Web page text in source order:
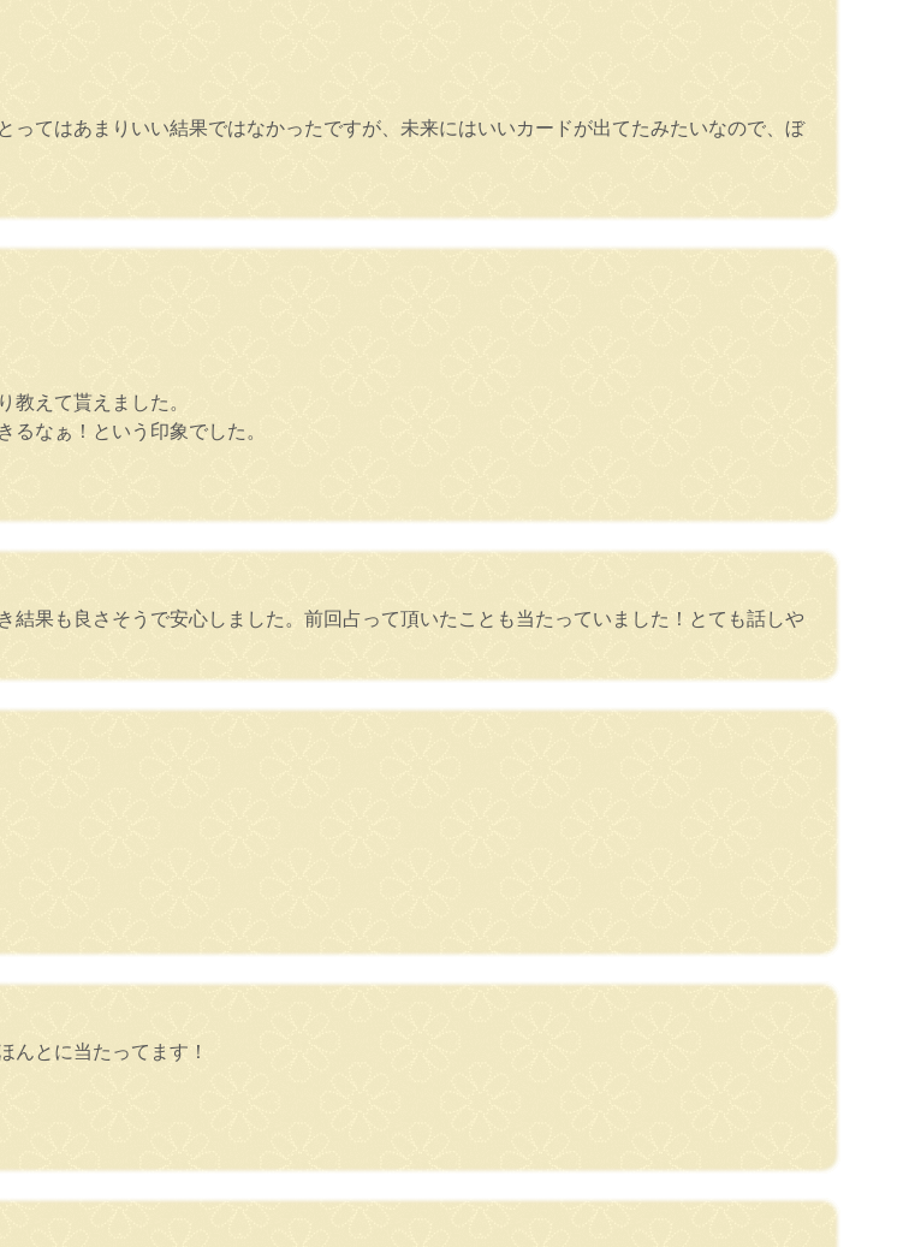
てはあまりいい結果ではなかったですが、未来にはいいカードが出てたみたいなので、ぼ
えて貰えました。
なぁ！という印象でした。
果も良さそうで安心しました。前回占って頂いたことも当たっていました！とても話しや
んとに当たってます！